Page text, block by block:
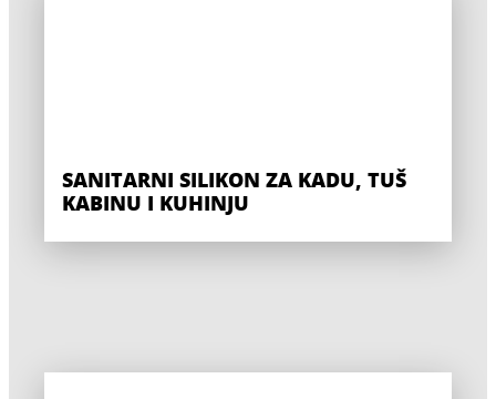
SANITARNI SILIKON ZA KADU, TUŠ
KABINU I KUHINJU